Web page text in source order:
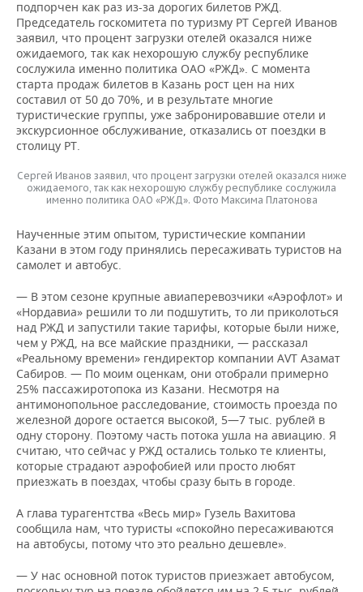
подпорчен как раз из-за дорогих билетов РЖД.
Председатель госкомитета по туризму РТ Сергей Иванов
заявил, что процент загрузки отелей оказался ниже
ожидаемого, так как нехорошую службу республике
сослужила именно политика ОАО «РЖД». С момента
старта продаж билетов в Казань рост цен на них
составил от 50 до 70%, и в результате многие
туристические группы, уже забронировавшие отели и
экскурсионное обслуживание, отказались от поездки в
столицу РТ.
Сергей Иванов заявил, что процент загрузки отелей оказался ниже
ожидаемого, так как нехорошую службу республике сослужила
именно политика ОАО «РЖД». Фото Максима Платонова
Наученные этим опытом, туристические компании
Казани в этом году принялись пересаживать туристов на
самолет и автобус.
— В этом сезоне крупные авиаперевозчики «Аэрофлот» и
«Нордавиа» решили то ли подшутить, то ли приколоться
над РЖД и запустили такие тарифы, которые были ниже,
чем у РЖД, на все майские праздники, — рассказал
«Реальному времени» гендиректор компании AVT Азамат
Сабиров. — По моим оценкам, они отобрали примерно
25% пассажиротопока из Казани. Несмотря на
антимонопольное расследование, стоимость проезда по
железной дороге остается высокой, 5—7 тыс. рублей в
одну сторону. Поэтому часть потока ушла на авиацию. Я
считаю, что сейчас у РЖД остались только те клиенты,
которые страдают аэрофобией или просто любят
приезжать в поездах, чтобы сразу быть в городе.
А глава турагентства «Весь мир» Гузель Вахитова
сообщила нам, что туристы «спокойно пересаживаются
на автобусы, потому что это реально дешевле».
— У нас основной поток туристов приезжает автобусом,